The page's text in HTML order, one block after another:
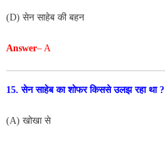
(D) सेन साहेब की बहन
Answer– A
15. सेन साहेब का शोफर किससे उलझ रहा था ?
(A) खोखा से